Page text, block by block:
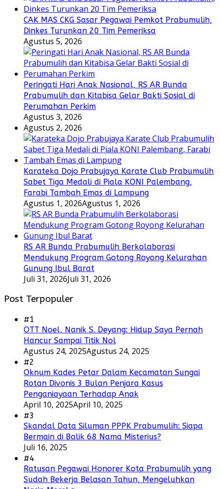
CAK MAS CKG Sasar Pegawai Pemkot Prabumulih,
Dinkes Turunkan 20 Tim Pemeriksa
Agustus 5, 2026
Peringati Hari Anak Nasional, RS AR Bunda
Prabumulih dan Kitabisa Gelar Bakti Sosial di
Perumahan Perkim
Agustus 3, 2026
Agustus 2, 2026
Karateka Dojo Prabujaya Karate Club Prabumulih
Sabet Tiga Medali di Piala KONI Palembang,
Farabi Tambah Emas di Lampung
Agustus 1, 2026Agustus 1, 2026
RS AR Bunda Prabumulih Berkolaborasi
Mendukung Program Gotong Royong Kelurahan
Gunung Ibul Barat
Juli 31, 2026Juli 31, 2026
Post Terpopuler
#1
OTT Noel, Nanik S. Deyang: Hidup Saya Pernah
Hancur Sampai Titik Nol
Agustus 24, 2025Agustus 24, 2025
#2
Oknum Kades Petar Dalam Kecamatan Sungai
Rotan Divonis 3 Bulan Penjara Kasus
Penganiayaan Terhadap Anak
April 10, 2025April 10, 2025
#3
Skandal Data Siluman PPPK Prabumulih: Siapa
Bermain di Balik 68 Nama Misterius?
Juli 16, 2025
#4
Ratusan Pegawai Honorer Kota Prabumulih yang
Sudah Bekerja Belasan Tahun, Mengeluhkan